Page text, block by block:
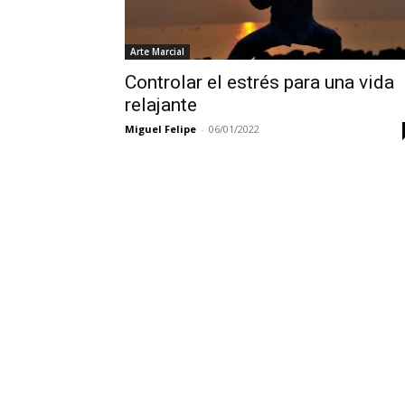
Arte Marcial
Controlar el estrés para una vida
relajante
Miguel Felipe - 06/01/2022